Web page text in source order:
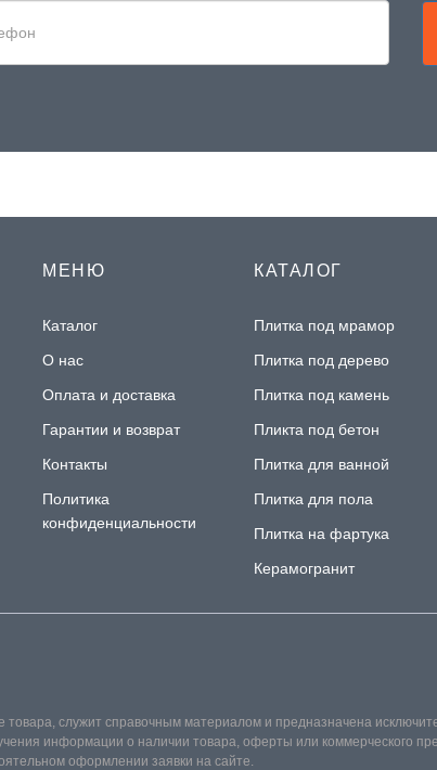
МЕНЮ
Каталог
О нас
Оплата и доставка
Гарантии и возврат
Контакты
Политика
конфиденциальности
КАТАЛОГ
Плитка под мрамор
Плитка под дерево
Плитка под камень
Пликта под бетон
Плитка для ванной
Плитка для пола
Плитка на фартука
Керамогранит
служит справочным материалом и предназначена
информации о наличии товара, оферты или коммерческого
оформлении заявки на сайте.